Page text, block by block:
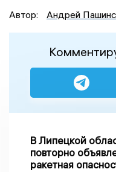
Автор:
Андрей
В Липецкой
повторно
ракетная